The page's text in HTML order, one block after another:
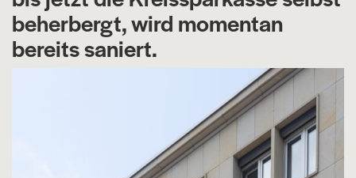
beherbergt, wird momentan
bereits saniert.